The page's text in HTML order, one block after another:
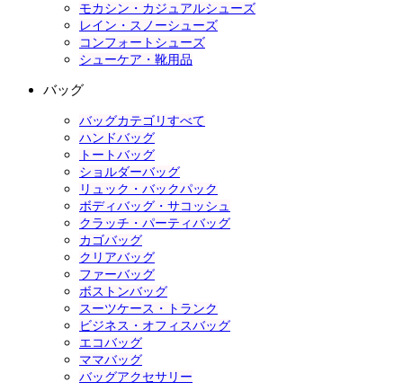
モカシン・カジュアルシューズ
レイン・スノーシューズ
コンフォートシューズ
シューケア・靴用品
バッグ
バッグカテゴリすべて
ハンドバッグ
トートバッグ
ショルダーバッグ
リュック・バックパック
ボディバッグ・サコッシュ
クラッチ・パーティバッグ
カゴバッグ
クリアバッグ
ファーバッグ
ボストンバッグ
スーツケース・トランク
ビジネス・オフィスバッグ
エコバッグ
ママバッグ
バッグアクセサリー